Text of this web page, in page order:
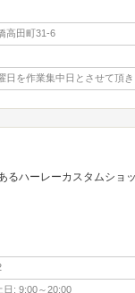
高田町31-6
日を作業集中日とさせて頂き
るハーレーカスタムショ
日: 9:00～20:00